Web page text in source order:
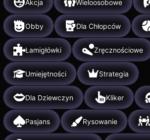
Akcja Wieloosobowe
Obby Dla Chłopców
Łamigłówki Zręcznościowe
Umiejętności Strategia
Dla Dziewczyn Kliker
Pasjans Rysowanie